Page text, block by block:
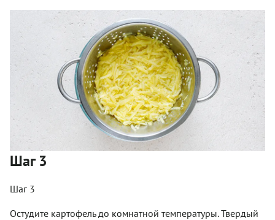
Шаг 3
Шаг 3
Остудите картофель до комнатной температуры. Твердый